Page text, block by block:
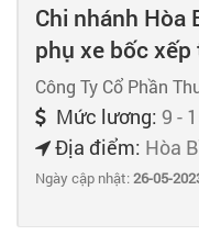
Chi nhánh Hòa
phụ xe bốc
Công Ty Cổ Phần
Mức lương: 9 -
Địa điểm: Hòa
Ngày cập nhật:26-05-